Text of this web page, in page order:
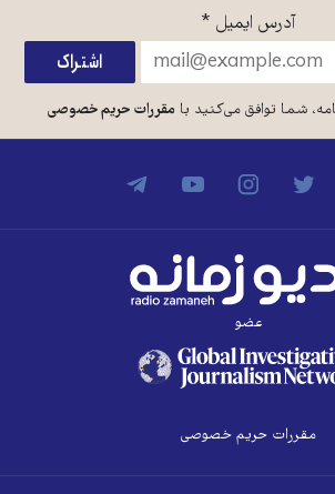
آدرس ایمیل *
شما توافق می‌کنید بامقررات حریم خصوصی
عضو
مقررات حریم خصوصی